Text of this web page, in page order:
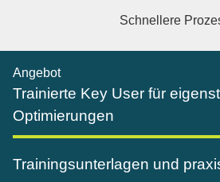
Schnellere
Angebot
Trainierte Key User für
Optimierungen
Trainingsunterlagen und